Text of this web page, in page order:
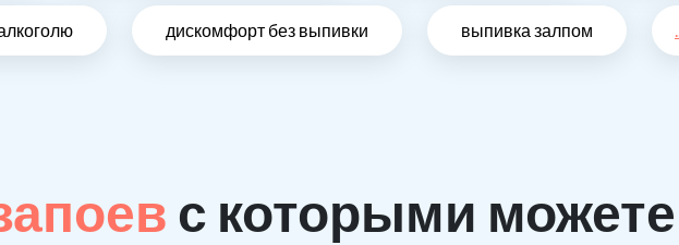
дискомфорт без выпивки выпивка залпом
с которыми